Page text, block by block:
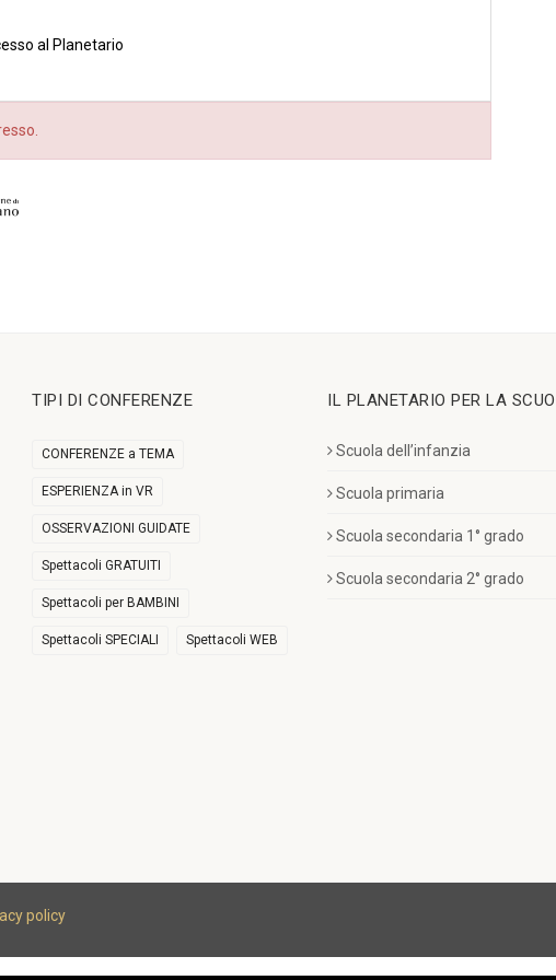
al Planetario
TIPI DI CONFERENZE
CONFERENZE a TEMA
ESPERIENZA in VR
OSSERVAZIONI GUIDATE
Spettacoli GRATUITI
Spettacoli per BAMBINI
Spettacoli SPECIALI Spettacoli WEB
IL PLANETARIO PER LA
Scuola dell’infanzia
Scuola primaria
Scuola secondaria 1° grado
Scuola secondaria 2° grado
policy